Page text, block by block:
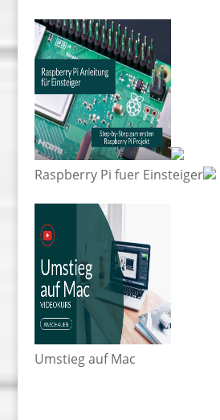
Raspberry Pi fuer Einsteiger
Umstieg auf Mac